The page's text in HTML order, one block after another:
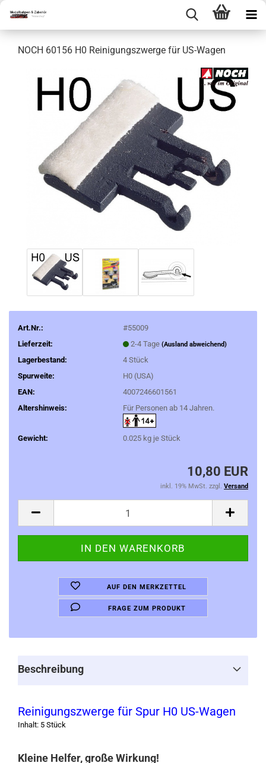
NOCH 60156 H0 Reinigungszwerge für US-Wagen
Art.Nr.:
#55009
Lieferzeit:
2-4 Tage (Ausland abweichend)
Lagerbestand: 4 Stück
Spurweite:
H0 (USA)
EAN:
4007246601561
Altershinweis:
Für Personen ab 14 Jahren.
Gewicht: 0.025kg je Stück
10,80 EUR
inkl. 19% MwSt. zzgl. Versand
AUF DEN MERKZETTEL
FRAGE ZUM PRODUKT
Beschreibung
Reinigungszwerge für Spur H0 US-Wagen
Inhalt: 5 Stück
Kleine Helfer, große Wirkung!